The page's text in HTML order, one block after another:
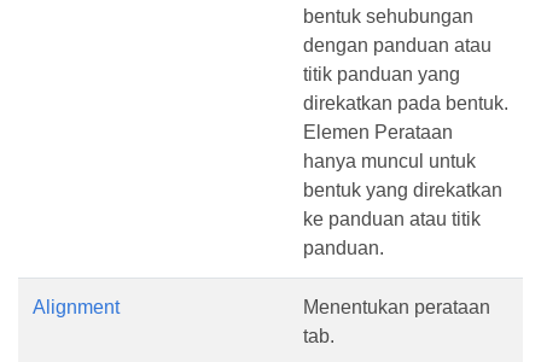
bentuk sehubungan
dengan panduan atau
titik panduan yang
direkatkan pada bentuk.
Elemen Perataan
hanya muncul untuk
bentuk yang direkatkan
ke panduan atau titik
panduan.
Alignment
Menentukan perataan
tab.